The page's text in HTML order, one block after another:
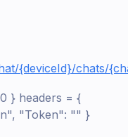
{deviceId}/chats/
} headers = {
"Token": "" }